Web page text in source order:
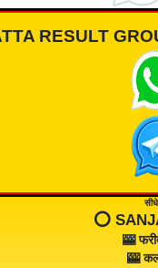
RESULT
⭕️
🎰
🎰